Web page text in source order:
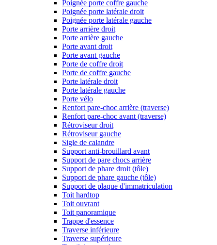
Poignée porte coffre gauche
Poignée porte latérale droit
Poignée porte latérale gauche
Porte arrière droit
Porte arrière gauche
Porte avant droit
Porte avant gauche
Porte de coffre droit
Porte de coffre gauche
Porte latérale droit
Porte latérale gauche
Porte vélo
Renfort pare-choc arrière (traverse)
Renfort pare-choc avant (traverse)
Rétroviseur droit
Rétroviseur gauche
Sigle de calandre
Support anti-brouillard avant
Support de pare chocs arrière
Support de phare droit (tôle)
Support de phare gauche (tôle)
Support de plaque d'immatriculation
Toit hardtop
Toit ouvrant
Toit panoramique
Trappe d'essence
Traverse inférieure
Traverse supérieure